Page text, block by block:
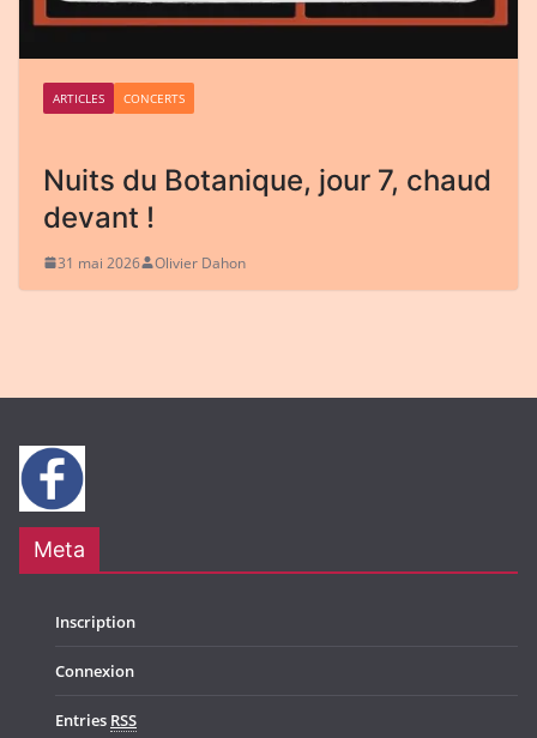
ARTICLES CONCERTS
Nuits du Botanique, jour 7, chaud
devant !
31 mai 2026 Olivier Dahon
Meta
Inscription
Connexion
Entries RSS